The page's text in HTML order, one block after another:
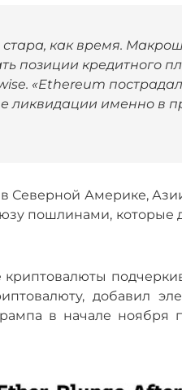
стара, как время.
позиции кредитного
«Ethereum
ликвидации именно в
Америке,
пошлинами, которые
криптовалюты
добавил
в начале ноября